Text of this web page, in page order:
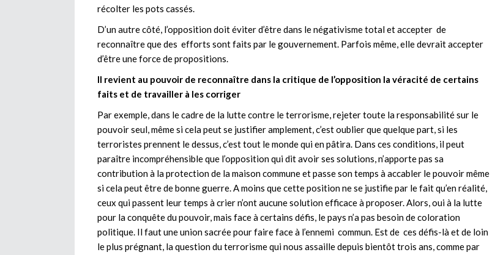
récolter les pots cassés.
D’un autre côté, l’opposition doit éviter d’être dans le négativisme total et accepter de
reconnaître que des efforts sont faits par le gouvernement. Parfois même, elle devrait accepter
d’être une force de propositions.
Il revient au pouvoir de reconnaître dans la critique de l’opposition la véracité de certains
faits et de travailler à les corriger
Par exemple, dans le cadre de la lutte contre le terrorisme, rejeter toute la responsabilité sur le
pouvoir seul, même si cela peut se justifier amplement, c’est oublier que quelque part, si les
terroristes prennent le dessus, c’est tout le monde qui en pâtira. Dans ces conditions, il peut
paraître incompréhensible que l’opposition qui dit avoir ses solutions, n’apporte pas sa
contribution à la protection de la maison commune et passe son temps à accabler le pouvoir même
si cela peut être de bonne guerre. A moins que cette position ne se justifie par le fait qu’en réalité,
ceux qui passent leur temps à crier n’ont aucune solution efficace à proposer. Alors, oui à la lutte
pour la conquête du pouvoir, mais face à certains défis, le pays n’a pas besoin de coloration
politique. Il faut une union sacrée pour faire face à l’ennemi commun. Est de ces défis-là et de loin
le plus prégnant, la question du terrorisme qui nous assaille depuis bientôt trois ans, comme par